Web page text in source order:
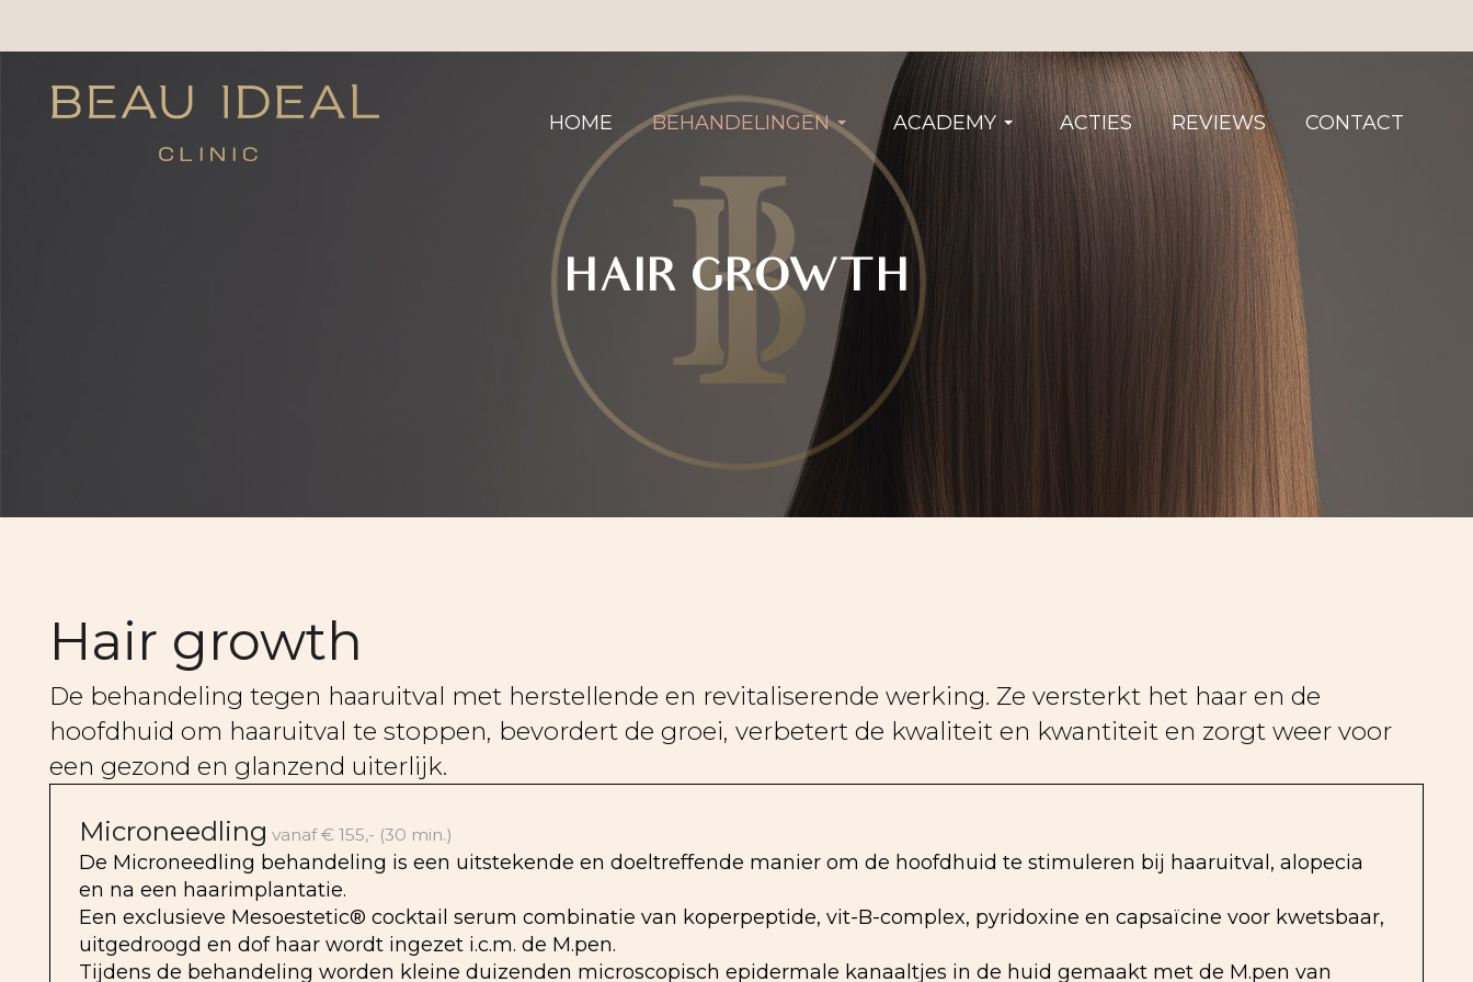
HOME BEHANDELINGEN ACADEMY ACTIES REVIEWS CONTACT
HAIR GROWTH
Hair growth
De behandeling tegen haaruitval met herstellende en revitaliserende werking. Ze versterkt het haar en de
hoofdhuid om haaruitval te stoppen, bevordert de groei, verbetert de kwaliteit en kwantiteit en zorgt weer voor
een gezond en glanzend uiterlijk.
Microneedling vanaf € 155,- (30 min.)
De Microneedling behandeling is een uitstekende en doeltreffende manier om de hoofdhuid te stimuleren bij haaruitval, alopecia
en na een haarimplantatie.
Een exclusieve Mesoestetic® cocktail serum combinatie van koperpeptide, vit-B-complex, pyridoxine en capsaïcine voor kwetsbaar,
uitgedroogd en dof haar wordt ingezet i.c.m. de M.pen.
Tijdens de behandeling worden kleine duizenden microscopisch epidermale kanaaltjes in de huid gemaakt met de M.pen van